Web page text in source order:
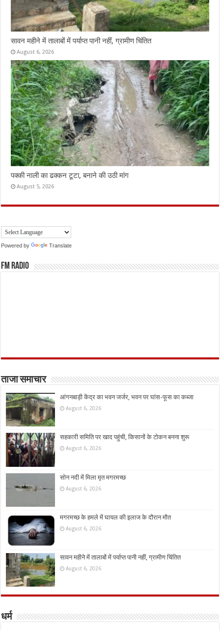
सावन महीने में तालाबों में पर्याप्त पानी नहीं, ग्रामीण चिंतित
August 6, 2026
पक्की नाली का ढक्कन टूटा, बनाने की उठी मांग
August 5, 2026
Powered by Translate
FM Radio
ताजा समाचार
आंगनबाड़ी केंद्र का भवन जर्जर, भवन पर घांस-फूस का कब्जा
August 6, 2026
सहकारी समिति पर खाद पहुंची, किसानों के टोकन बनना शुरू
August 6, 2026
सोन नदी में मिला मृत मगरमच्छ
August 6, 2026
मगरमच्छ के हमले में घायल की इलाज के दौरान मौत
August 6, 2026
सावन महीने में तालाबों में पर्याप्त पानी नहीं, ग्रामीण चिंतित
August 6, 2026
धर्म